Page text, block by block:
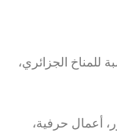
للمناخ الجزائري،
أعمال حرفیة،